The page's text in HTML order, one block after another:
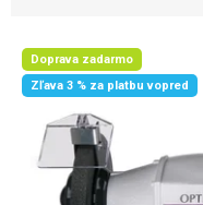
Výpis produktov
Doprava zadarmo
Zľava 3 % za platbu vopred